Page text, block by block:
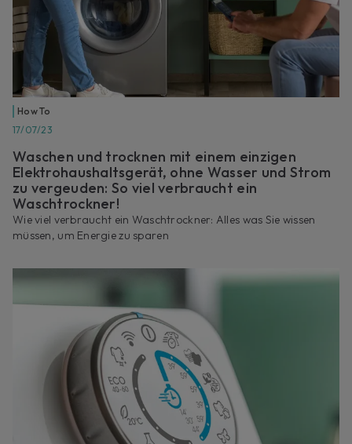
How To
17/07/23
Waschen und trocknen mit einem einzigen
Elektrohaushaltsgerät, ohne Wasser und Strom
zu vergeuden: So viel verbraucht ein
Waschtrockner!
Wie viel verbraucht ein Waschtrockner: Alles was Sie wissen
müssen, um Energie zu sparen